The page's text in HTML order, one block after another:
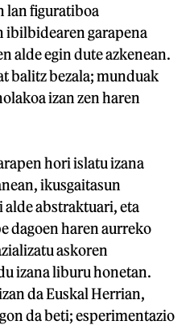
lan figuratiboa
ibilbidearen garapena
alde egin dute azkenean.
balitz bezala; munduak
izan zen haren
hori islatu izana
ikusgaitasun
alde abstraktuari, eta
dagoen haren aurreko
askoren
izana liburu honetan.
da Euskal Herrian,
da beti; esperimentazio